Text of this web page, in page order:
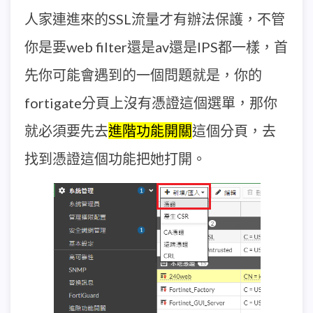
人家連進來的SSL流量才有辦法保護，不管
你是要web filter還是av還是IPS都一樣，首
先你可能會遇到的一個問題就是，你的
fortigate分頁上沒有憑證這個選單，那你
就必須要先去進階功能開關這個分頁，去
找到憑證這個功能把她打開。